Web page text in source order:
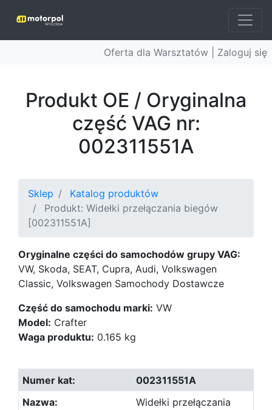
Oferta dla Warsztatów | Zaloguj się
Produkt OE / Oryginalna
część VAG nr:
002311551A
Sklep
Katalog produktów
Produkt: Widełki przełączania biegów
[002311551A]
Oryginalne części do samochodów grupy VAG:
VW, Skoda, SEAT, Cupra, Audi, Volkswagen
Classic, Volkswagen Samochody Dostawcze
Część do samochodu marki: VW
Model: Crafter
Waga produktu: 0.165 kg
002311551A
Widełki przełączania